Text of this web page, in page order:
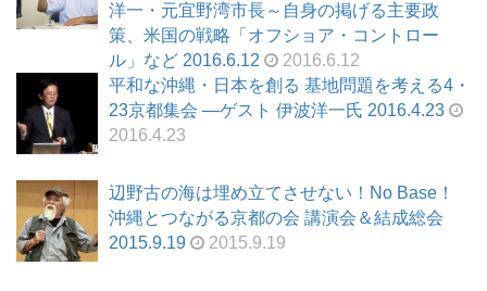
洋一・元宜野湾市長～自身の掲げる主要政
策、米国の戦略「オフショア・コントロー
ル」など 2016.6.12
2016.6.12
平和な沖縄・日本を創る 基地問題を考える4・
23京都集会 ―ゲスト 伊波洋一氏 2016.4.23
2016.4.23
辺野古の海は埋め立てさせない！No Base！
沖縄とつながる京都の会 講演会＆結成総会
2015.9.19
2015.9.19